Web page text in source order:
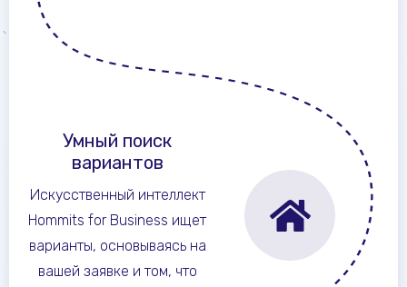
Умный поиск
вариантов
Искусственный интеллект
Hommits for Business ищет
варианты, основываясь на
вашей заявке и том, что